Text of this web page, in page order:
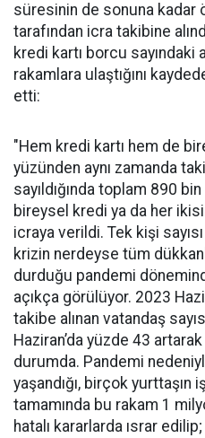
süresinin de sonuna kadar
tarafından icra takibine
kredi kartı borcu sayındaki
rakamlara ulaştığını
etti:
"Hem kredi kartı hem de
yüzünden aynı zamanda
sayıldığında toplam 890
bireysel kredi ya da her
icraya verildi. Tek kişi
krizin nerdeyse tüm
durduğu pandemi
açıkça görülüyor. 2023
takibe alınan vatandaş
Haziran’da yüzde 43
durumda. Pandemi
yaşandığı, birçok yurttaşın
tamamında bu rakam 1
hatalı kararlarda ısrar